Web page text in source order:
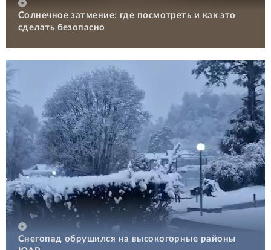
Солнечное затмение: где посмотреть и как это
сделать безопасно
Снегопад обрушился на высокогорные районы